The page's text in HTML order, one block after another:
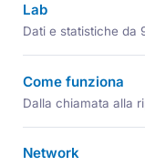
Lab
Dati e statistiche da
Come funziona
Dalla chiamata alla
Network